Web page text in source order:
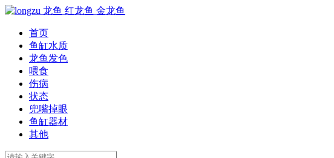
首页
鱼缸水质
龙鱼发色
喂食
伤病
状态
兜嘴掉眼
鱼缸器材
其他